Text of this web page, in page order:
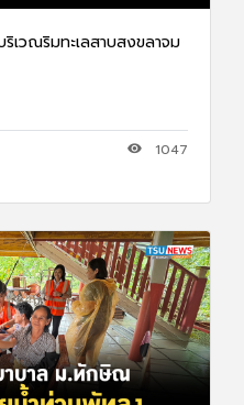
วณริมทะเลสาบสงขลาจม
1047